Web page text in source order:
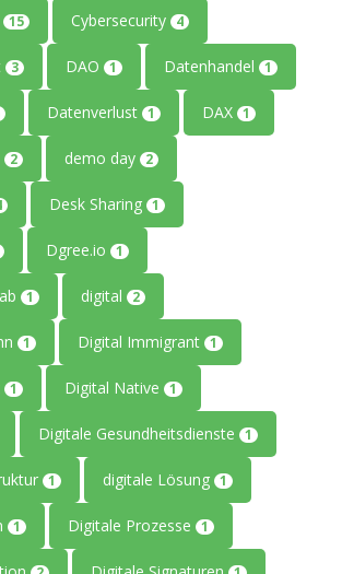
15 Cybersecurity 4
3 DAO 1 Datenhandel 1
Datenverlust 1 DAX 1
2 demo day 2
Desk Sharing 1
Dgree.io 1
1 digital 2
1 Digital Immigrant 1
1 Digital Native 1
Digitale Gesundheitsdienste 1
1 digitale Lösung 1
1 Digitale Prozesse 1